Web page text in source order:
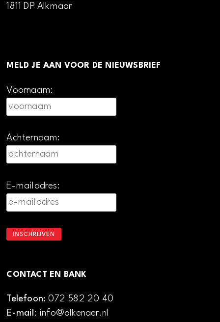
1811 DP Alkmaar
MELD JE AAN VOOR DE NIEUWSBRIEF
Voornaam:
Achternaam:
E-mailadres:
CONTACT EN BANK
Telefoon:072 582 20 40
E-mail: info@alkenaer.nl